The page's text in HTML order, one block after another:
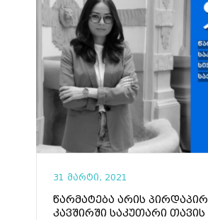
31 მარტი, 2021
წარმატება არის პირდაპირ
კავშირში საკუთარი თავის